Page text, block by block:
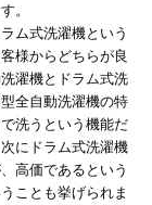
。
ム式洗濯機という
様からどちらが良
濯機とドラム式洗
全自動洗濯機の特
洗うという機能だ
にドラム式洗濯機
高価であるという
ことも挙げられま